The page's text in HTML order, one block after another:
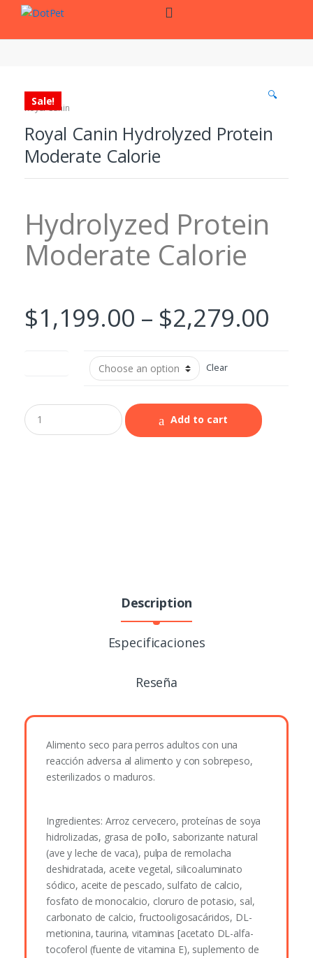
navigation
content
Sale! 🔍
Royal Canin
Royal Canin Hydrolyzed Protein
Moderate Calorie
Hydrolyzed Protein
Moderate Calorie
$1,199.00 – $2,279.00
Clear
Add to cart
Description
Especificaciones
Reseña
Alimento seco para perros adultos con una
reacción adversa al alimento y con sobrepeso,
esterilizados o maduros.
Ingredientes: Arroz cervecero, proteínas de soya
hidrolizadas, grasa de pollo, saborizante natural
(ave y leche de vaca), pulpa de remolacha
deshidratada, aceite vegetal, silicoaluminato
sódico, aceite de pescado, sulfato de calcio,
fosfato de monocalcio, cloruro de potasio, sal,
carbonato de calcio, fructooligosacáridos, DL-
metionina, taurina, vitaminas [acetato DL-alfa-
tocoferol (fuente de vitamina E), suplemento de